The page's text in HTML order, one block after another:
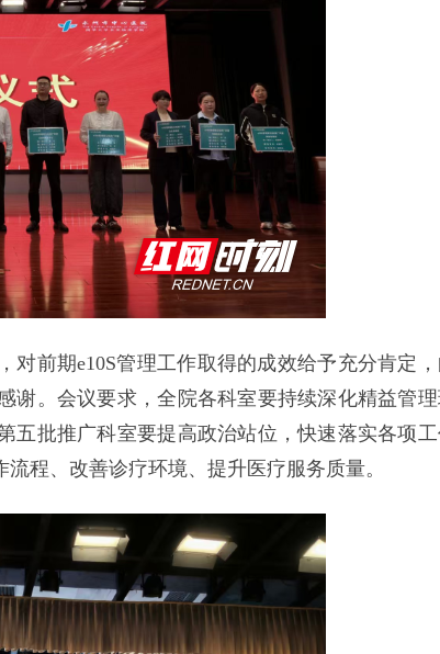
前期e10S管理工作取得的成效给予充分肯定
谢。会议要求，全院各科室要持续深化精益管
五批推广科室要提高政治站位，快速落实各项
程、改善诊疗环境、提升医疗服务质量。